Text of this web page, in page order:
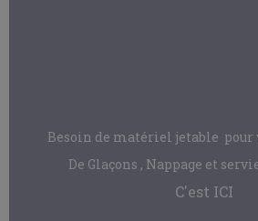
Besoin de matériel jetable pour
De Glaçons , Nappage et
C'est ICI